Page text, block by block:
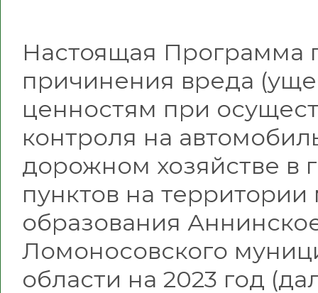
Настоящая Программа
причинения вреда
ценностям при
контроля на
дорожном хозяйстве в
пунктов на
образования
Ломоносовского
области на 2023 год